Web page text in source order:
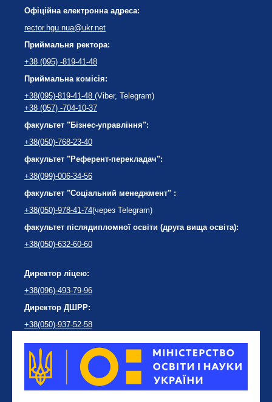
Офіційна електронна адреса:
rector.hgu.nua@ukr.net
Приймальня ректора:
+38 (095) -819-41-48
Приймальна комісія:
+38(095)-819-41-48 (Viber, Telegram)
+38 (057) -704-10-37
факультет "Бізнес-управління":
+38(050)-768-23-40
факультет "Референт-перекладач":
+38(099)-006-34-56
факультет "Соціальний менеджмент" :
+38(050)-978-41-74(через Telegram)
факультет післядипломної освіти (друга вища освіта):
+38(050)-632-60-60
Директор ліцею:
+38(096)-493-79-96
Директор ДШРР:
+38(050)-937-52-58